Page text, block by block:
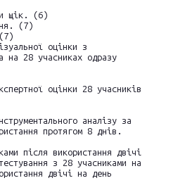
щік. (6)
(7)
оцінки з
на 28 учасниках одразу
оцінки 28 учасників
аналізу за
протягом 8 днів.
після використання двічі
з 28 учасниками на
двічі на день